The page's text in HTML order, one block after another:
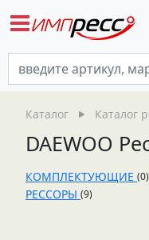
Каталог Каталог
DAEWOO
КОМПЛЕКТУЮЩИЕ (0)
РЕССОРЫ (9)